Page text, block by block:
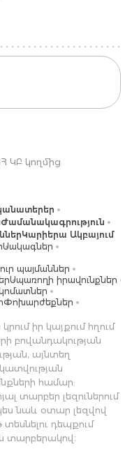
ԿԲ կողմից
Ժամանակագրություն
Կարիերա Ակբայում
Սակագներ
պայմաններ
Սպառողի իրավունքներ
Փոխարժեքներ
իր կայքում հղում
բովանդակության
այնտեղ
համար:
տարբեր լեզուներում
նաև օտար լեզվով
դեպքում
տարբերակով։